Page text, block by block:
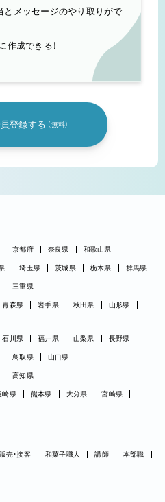
とメッセージのやり取りがで
作成できる！
登録する （無料）
京都府 奈良県 和歌山県
埼玉県 茨城県 栃木県 群馬県
三重県
青森県 岩手県 秋田県
山形県
石川県 福井県 山梨県 長野県
鳥取県 山口県
高知県
崎県 熊本県 大分県
宮崎県
販売・接客 和菓子職人 講師
本部職